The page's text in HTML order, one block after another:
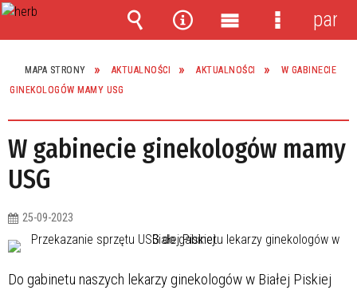
MAPA STRONY AKTUALNOŚCI AKTUALNOŚCI
W GABINECIE
GINEKOLOGÓW MAMY USG
W gabinecie ginekologów mamy
USG
25-09-2023
Do gabinetu naszych lekarzy ginekologów w Białej Piskiej
Wyszukiwarka
Narzędzia
Menu
główne
Menu
panel